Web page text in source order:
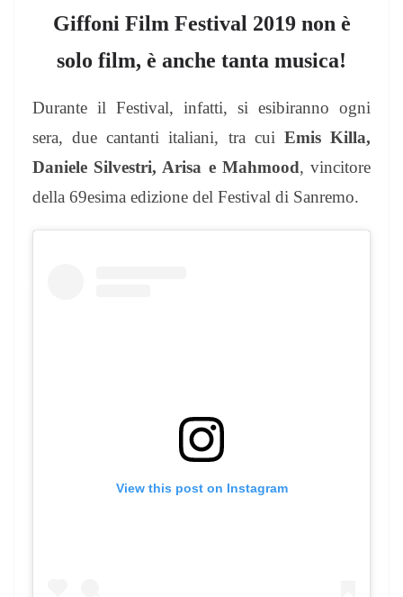
Giffoni Film Festival 2019 non è
solo film, è anche tanta musica!
Durante il Festival, infatti, si esibiranno ogni
sera, due cantanti italiani, tra cui Emis Killa,
Daniele Silvestri, Arisa e Mahmood, vincitore
della 69esima edizione del Festival di Sanremo.
View this post on Instagram